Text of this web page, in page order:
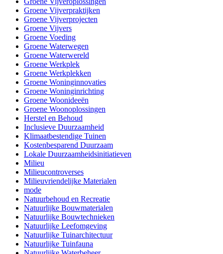
Groene Vijverpraktijken
Groene Vijverprojecten
Groene Vijvers
Groene Voeding
Groene Waterwegen
Groene Waterwereld
Groene Werkplek
Groene Werkplekken
Groene Woninginnovaties
Groene Woninginrichting
Groene Woonideeën
Groene Woonoplossingen
Herstel en Behoud
Inclusieve Duurzaamheid
Klimaatbestendige Tuinen
Kostenbesparend Duurzaam
Lokale Duurzaamheidsinitiatieven
Milieu
Milieucontroverses
Milieuvriendelijke Materialen
mode
Natuurbehoud en Recreatie
Natuurlijke Bouwmaterialen
Natuurlijke Bouwtechnieken
Natuurlijke Leefomgeving
Natuurlijke Tuinarchitectuur
Natuurlijke Tuinfauna